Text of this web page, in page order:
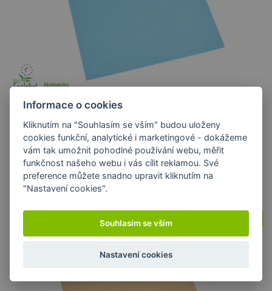
BAREVNÉ RECYKLOVANÉ PAPÍRY
274,59 Kčs DPH / ks
Informace o cookies
Kliknutím na "Souhlasím se vším" budou uloženy
cookies funkční, analytické i marketingové - dokážeme
vám tak umožnit pohodlné používání webu, měřit
funkčnost našeho webu i vás cílit reklamou. Své
preference můžete snadno upravit kliknutím na
"Nastavení cookies".
Souhlasím se vším
Nastavení cookies